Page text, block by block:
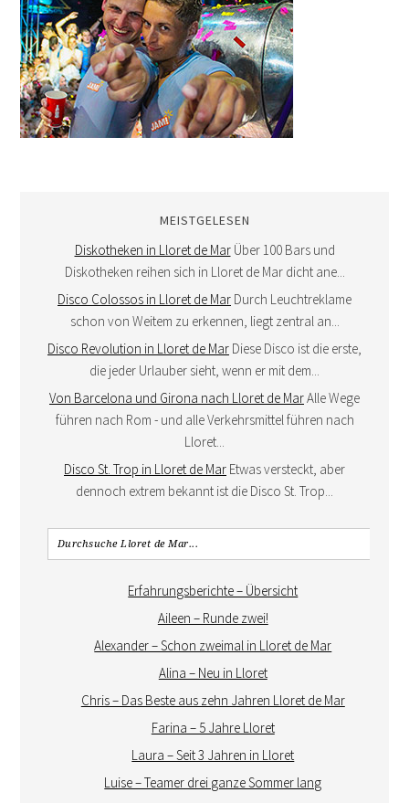
MEISTGELESEN
Diskotheken in Lloret de Mar Über 100 Bars und
Diskotheken reihen sich in Lloret de Mar dicht ane...
Disco Colossos in Lloret de Mar Durch Leuchtreklame
schon von Weitem zu erkennen, liegt zentral an...
Disco Revolution in Lloret de Mar Diese Disco ist die erste,
die jeder Urlauber sieht, wenn er mit dem...
Von Barcelona und Girona nach Lloret de MarAlle Wege
führen nach Rom - und alle Verkehrsmittel führen nach
Lloret...
Disco St. Trop in Lloret de Mar Etwas versteckt, aber
dennoch extrem bekannt ist die Disco St. Trop...
Erfahrungsberichte – Übersicht
Aileen – Runde zwei!
Alexander – Schon zweimal in Lloret de Mar
Alina – Neu in Lloret
Chris – Das Beste aus zehn Jahren Lloret de Mar
Farina – 5 Jahre Lloret
Laura – Seit 3 Jahren in Lloret
Luise – Teamer drei ganze Sommer lang